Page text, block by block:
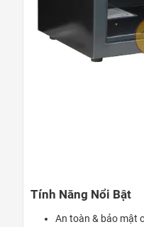
Tính Năng Nổi Bật
An toàn & bảo mật